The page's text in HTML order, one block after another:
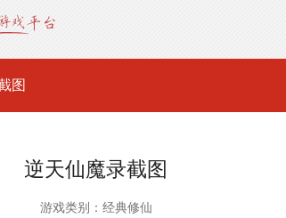
图
逆天仙魔录截图
游戏类别：经典修仙